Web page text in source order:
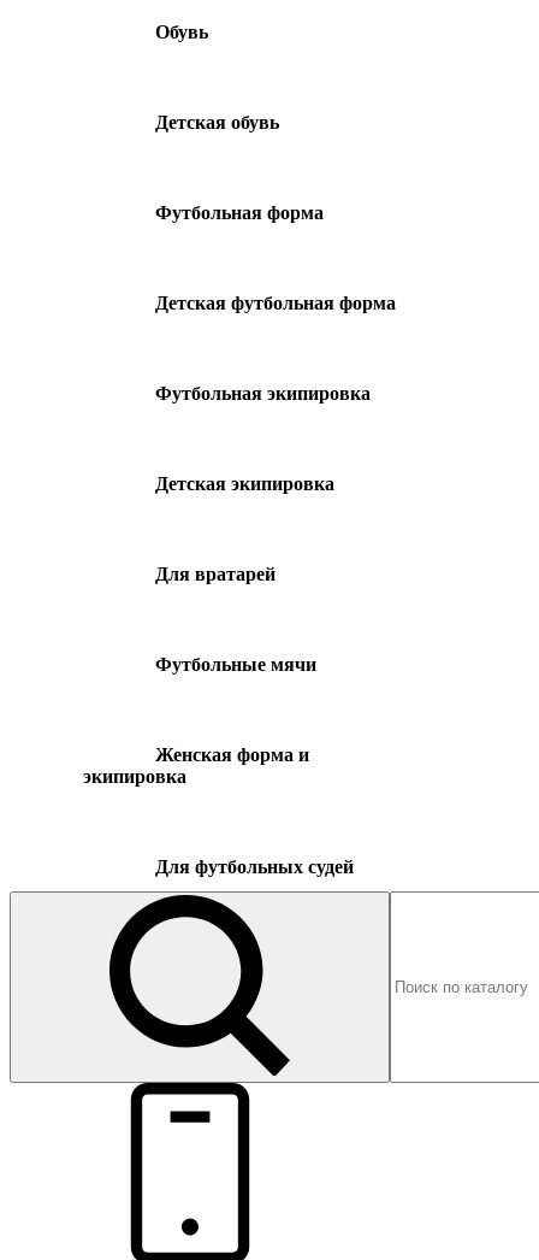
Обувь
Детская обувь
Футбольная форма
Детская футбольная форма
Футбольная экипировка
Детская экипировка
Для вратарей
Футбольные мячи
Женская форма и
экипировка
Для футбольных судей